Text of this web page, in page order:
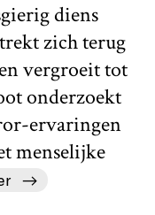
diens
zich terug
vergroeit tot
onderzoekt
ervaringen
menselijke